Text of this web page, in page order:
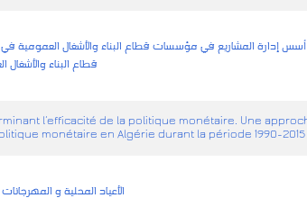
إدارة المشاريع في مؤسسات قطاع البناء والأشغال العمومية
قطاع البناء
l’efficacité de la politique monétaire. Une
monétaire en Algérie durant la période 1990-2015
الأعياد المحلية و